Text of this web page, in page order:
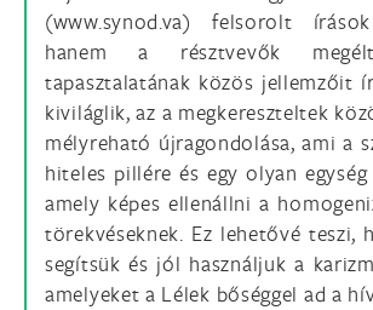
(www.synod.va) felsorolt
hanem a résztvevők
tapasztalatának közös jellemzőit
kiviláglik, az a megkereszteltek
mélyreható újragondolása, ami a
hiteles pillére és egy olyan
amely képes ellenállni a
törekvéseknek. Ez lehetővé teszi,
segítsük és jól használjuk a
amelyeket a Lélek bőséggel ad a